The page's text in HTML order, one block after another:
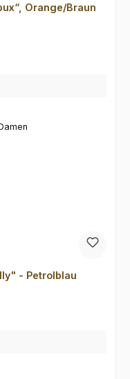
Orange/Braun
- Petrolblau